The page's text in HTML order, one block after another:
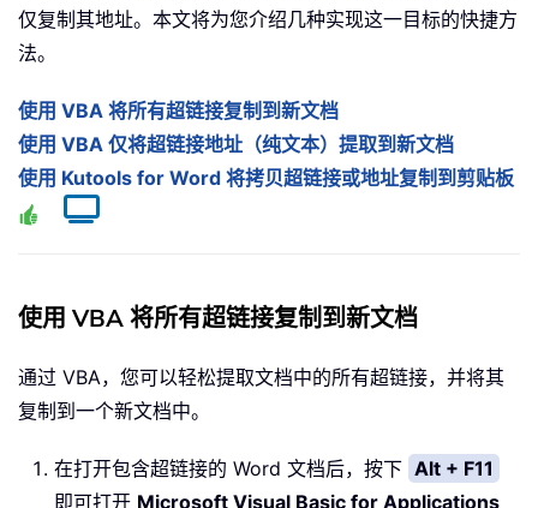
仅复制其地址。本文将为您介绍几种实现这一目标的快捷方
法。
使用 VBA 将所有超链接复制到新文档
使用 VBA 仅将超链接地址（纯文本）提取到新文档
使用 Kutools for Word 将拷贝超链接或地址复制到剪贴板
使用 VBA 将所有超链接复制到新文档
通过 VBA，您可以轻松提取文档中的所有超链接，并将其
复制到一个新文档中。
在打开包含超链接的 Word 文档后，按下 Alt + F11
即可打开 Microsoft Visual Basic for Applications